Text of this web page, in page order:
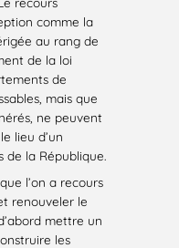
comme la
au rang de
de la loi
de
mais que
ne peuvent
lieu d’un
de la République.
l’on a recours
renouveler le
mettre un
les